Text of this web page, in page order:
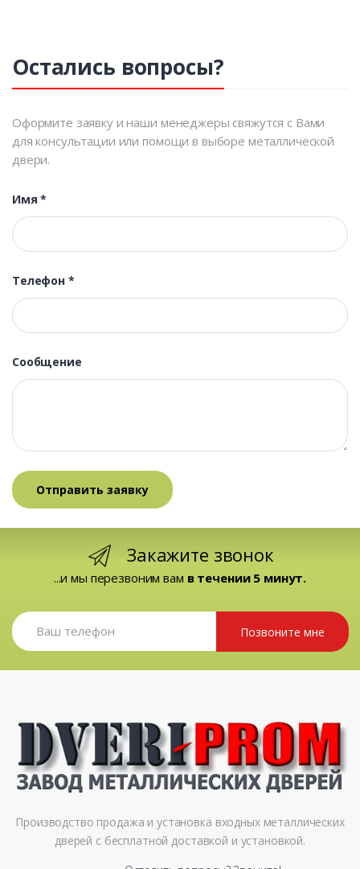
Остались вопросы?
Оформите заявку и наши менеджеры свяжутся с Вами
для консультации или помощи в выборе металлической
двери.
Имя*
Телефон *
Сообщение
Закажите звонок
...и мы перезвоним вам в течении 5 минут.
Позвоните мне
Производство продажа и установка входных металлических
дверей с бесплатной доставкой и установкой.